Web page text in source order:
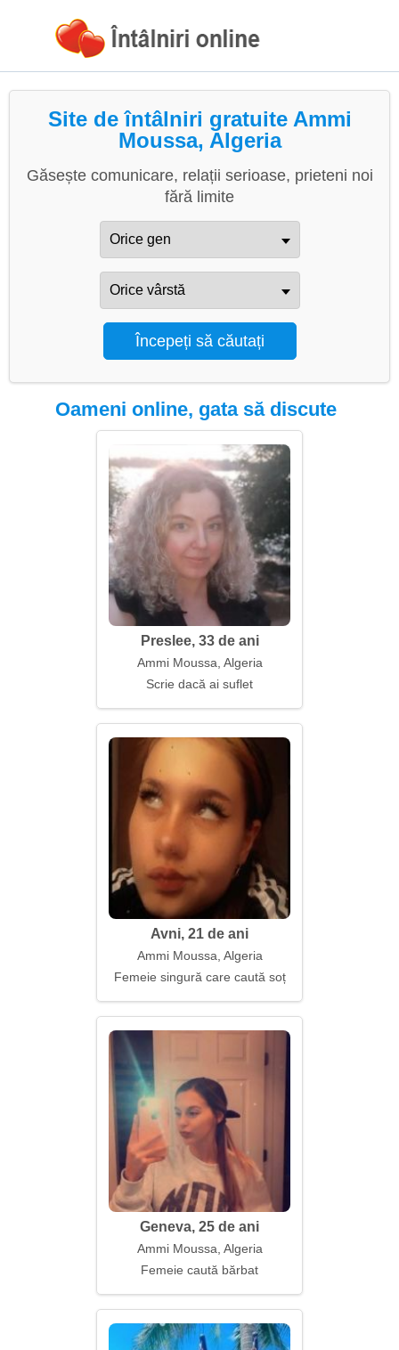
Site de întâlniri gratuite Ammi
Moussa, Algeria
Găsește comunicare, relații serioase, prieteni noi
fără limite
Oameni online, gata să discute
Preslee, 33 de ani
Ammi Moussa, Algeria
Scrie dacă ai suflet
Avni, 21 de ani
Ammi Moussa, Algeria
Femeie singură care caută soț
Geneva, 25 de ani
Ammi Moussa, Algeria
Femeie caută bărbat